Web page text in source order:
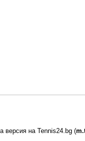
версия на Tennis24.bg (